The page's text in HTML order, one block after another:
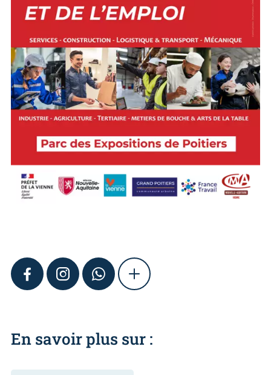
FACEBOOKINSTAGRAMWHATSAPPSHOW MORE
En savoir plus sur :